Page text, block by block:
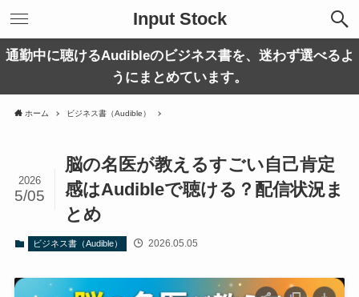
Input Stock
通勤中に聴けるAudibleのビジネス書を、迷わず選べるよ
うにまとめています。
ホーム ビジネス書（Audible）
脳の名医が教えるすごい自己肯定
感はAudibleで聴ける？配信状況ま
とめ
2026
5/05
ビジネス書（Audible） 2026.05.05